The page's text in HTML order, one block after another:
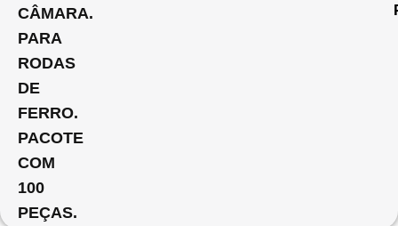
CÂMARA.
PARA
RODAS
DE
FERRO.
PACOTE
COM
100
PEÇAS.